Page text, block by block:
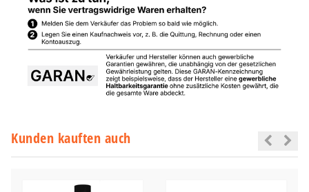
Kunden kauften auch